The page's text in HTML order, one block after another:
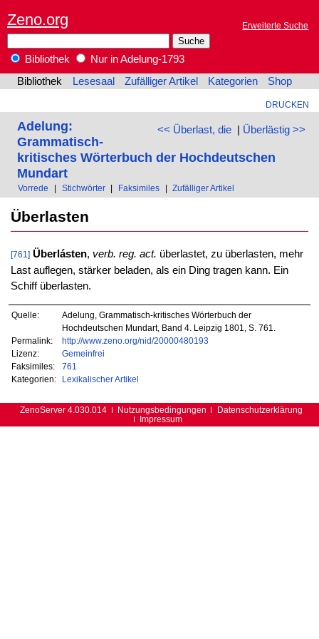
Zeno.org Erweiterte Suche
Bibliothek
Nur in Adelung-1793
Bibliothek
Lesesaal Zufälliger Artikel Kategorien Shop
DRUCKEN
<< Überlast, die| Überlästig >>
Adelung:
Grammatisch-
kritisches Wörterbuch der Hochdeutschen
Mundart
Vorrede Stichwörter Faksimiles Zufälliger Artikel
Überlasten
[761] Überlásten, verb. reg. act. überlastet, zu überlasten, mehr
Last auflegen, stärker beladen, als ein Ding tragen kann. Ein
Schiff überlasten.
Quelle:
Adelung, Grammatisch-kritisches Wörterbuch der
Hochdeutschen Mundart, Band 4. Leipzig 1801, S. 761.
Permalink:
http://www.zeno.org/nid/20000480193
Lizenz:
Gemeinfrei
Faksimiles:
761
Kategorien:
Lexikalischer Artikel
ZenoServer 4.030.014 Nutzungsbedingungen
Datenschutzerklärung
Impressum